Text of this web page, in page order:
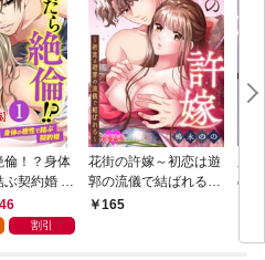
倫！？身体
契約婚 合
割引
花街の許嫁～初恋は遊
郭の流儀で結ばれる～
分冊版 1
165
の